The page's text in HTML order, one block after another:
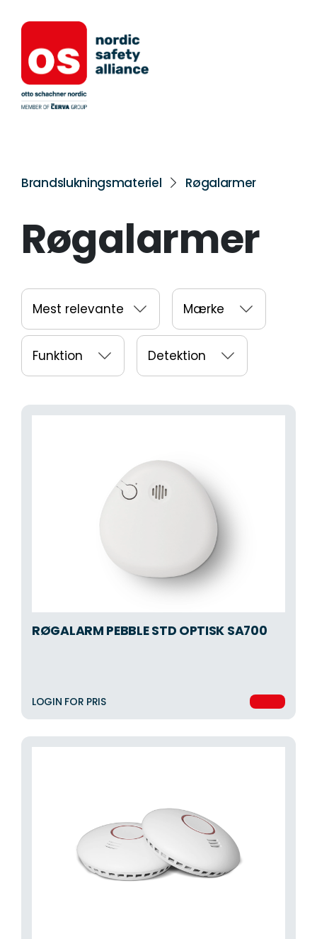
Brandslukningsmateriel Røgalarmer
Røgalarmer
Mest relevante Mærke
Funktion Detektion
RØGALARM PEBBLE STD OPTISK SA700
LOGIN FOR PRIS